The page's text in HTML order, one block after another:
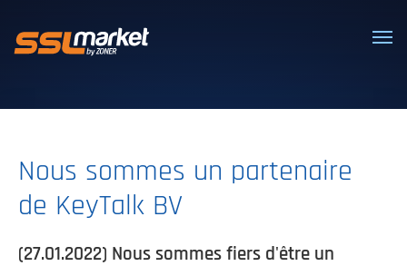
Certificats SSL/TLS de confiance
Nous sommes un partenaire
de KeyTalk BV
(27.01.2022) Nous sommes fiers d'être un